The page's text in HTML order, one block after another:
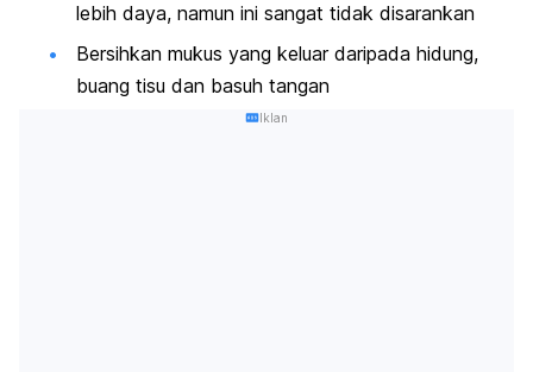
lebih daya, namun ini sangat tidak disarankan
Bersihkan mukus yang keluar daripada hidung,
buang tisu dan basuh tangan
Iklan